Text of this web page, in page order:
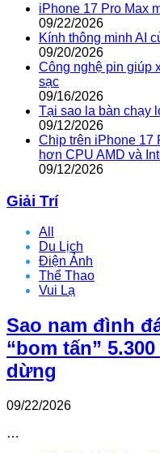
iPhone 17 Pro Max
09/22/2026
Kính thông minh AI
09/20/2026
Công nghệ pin giúp
sạc
09/16/2026
Tại sao la bàn chạy
09/12/2026
Chip trên iPhone 17
hơn CPU AMD và
09/12/2026
Giải Trí
All
Du Lịch
Điện Ảnh
Thể Thao
Vui Lạ
Sao nam đình
“bom tấn”
dừng
09/22/2026
…